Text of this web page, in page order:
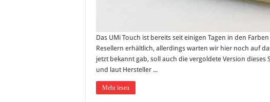
Das UMi Touch ist bereits seit einigen Tagen in den
Resellern erhältlich, allerdings warten wir hier noch auf
jetzt bekannt gab, soll auch die vergoldete Version
und laut Hersteller ...
Mehr lesen